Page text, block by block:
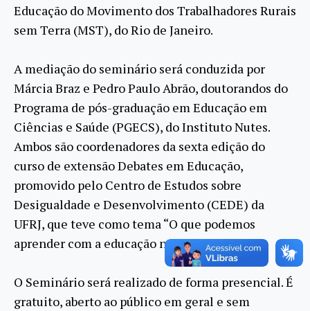
Educação do Movimento dos Trabalhadores Rurais
sem Terra (MST), do Rio de Janeiro.
A mediação do seminário será conduzida por
Márcia Braz e Pedro Paulo Abrão, doutorandos do
Programa de pós-graduação em Educação em
Ciências e Saúde (PGECS), do Instituto Nutes.
Ambos são coordenadores da sexta edição do
curso de extensão Debates em Educação,
promovido pelo Centro de Estudos sobre
Desigualdade e Desenvolvimento (CEDE) da
UFRJ, que teve como tema “O que podemos
aprender com a educação no campo?
O Seminário será realizado de forma presencial. É
gratuito, aberto ao público em geral e sem